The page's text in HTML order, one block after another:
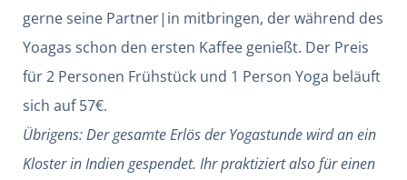
gerne seine Partner|in mitbringen, der während des
Yoagas schon den ersten Kaffee genießt. Der Preis
für 2 Personen Frühstück und 1 Person Yoga beläuft
sich auf 57€.
Übrigens: Der gesamte Erlös der Yogastunde wird an ein
Kloster in Indien gespendet. Ihr praktiziert also für einen